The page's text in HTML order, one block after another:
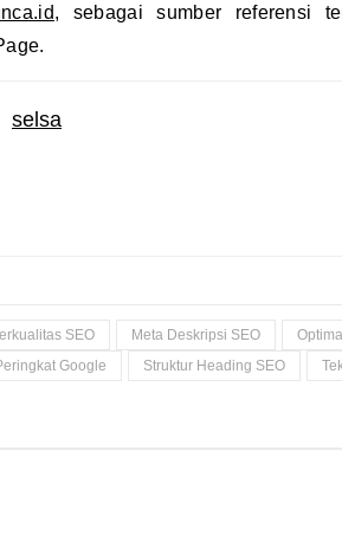
, sebagai sumber referensi
selsa
SEO Meta Deskripsi SEO
Google Struktur Heading SEO